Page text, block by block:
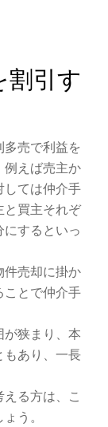
割引す
売で利益を
例えば売主か
しては仲介手
と買主それぞ
するといっ
件売却に掛か
ことで仲介手
が狭まり、本
もあり、一長
る方は、こ
う。